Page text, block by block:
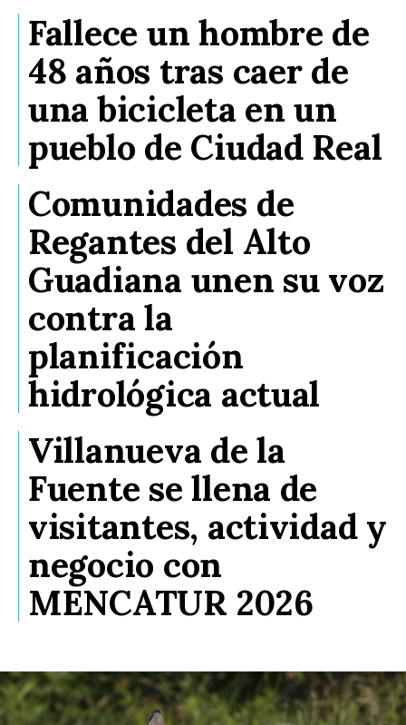
Fallece un hombre de
48 años tras caer de
una bicicleta en un
pueblo de Ciudad Real
Comunidades de
Regantes del Alto
Guadiana unen su voz
contra la
planificación
hidrológica actual
Villanueva de la
Fuente se llena de
visitantes, actividad y
negocio con
MENCATUR 2026